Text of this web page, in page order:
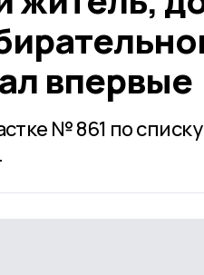
впервые
№ 861 по